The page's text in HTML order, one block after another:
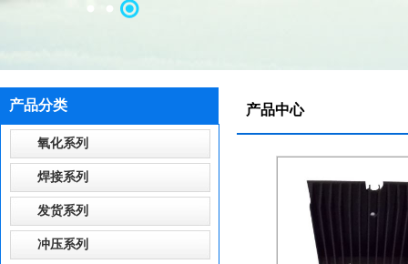
产品分类
氧化系列
焊接系列
发货系列
冲压系列
产品中心